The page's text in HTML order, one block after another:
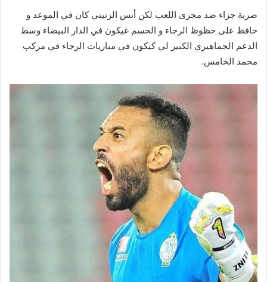
ضربة جزاء ضد مجرى اللعب لكن أنس الزنيتي كان في الموعد و
حافظ على حظوظ الرجاء و الحسم غيكون في الدار البيضاء وسط
الدعم الجماهيري الكبير لي كيكون في مباريات الرجاء في مركب
محمد الخامس.